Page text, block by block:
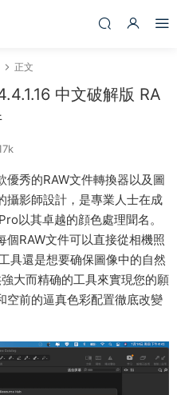
正文
中文破解版 RA
優秀的RAW文件轉換器以及圖
攝影師設計，是專業人士在成
以其卓越的顔色處理聞名。
RAW文件可以直接從相機照
具還是想要确保圖像中的自然
大而精确的工具來實現您的願
空前的逼真色彩配置徹底改變